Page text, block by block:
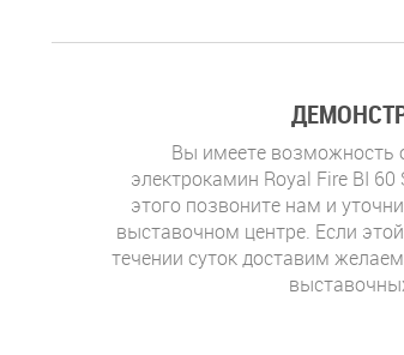
Вы имеете возможность
электрокамин Royal Fire BI
этого позвоните нам и
выставочном центре. Если
течении суток доставим